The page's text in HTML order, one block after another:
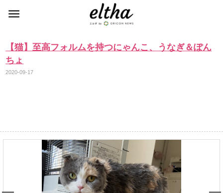
【猫】至高フォルムを持つにゃんこ、うなぎ＆ぽん
ちょ
2020-09-17